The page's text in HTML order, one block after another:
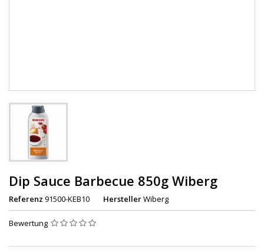
Dip Sauce Barbecue 850g Wiberg
Referenz 91500-KEB10 HerstellerWiberg
Bewertung